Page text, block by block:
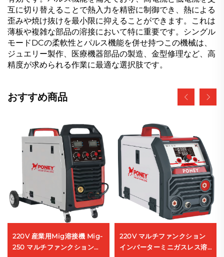
互に切り替えることで熱入力を精密に制御でき、熱による
歪みや焼け抜けを最小限に抑えることができます。これは
薄板や複雑な部品の溶接において特に重要です。シングル
モードDCの柔軟性とパルス機能を併せ持つこの機械は、
ジュエリー製作、医療機器部品の製造、金型修理など、高
精度が求められる作業に最適な選択肢です。
おすすめ商品
220V 産業用Mig溶接機 Mig-
250 マルチファンクション
220V マルチファンクション
インバーターミニガスレス溶